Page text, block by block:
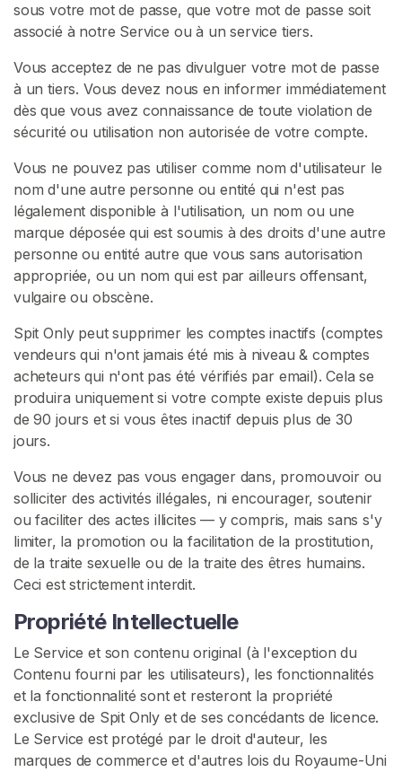
sous votre mot de passe, que votre mot de passe soit
associé à notre Service ou à un service tiers.
Vous acceptez de ne pas divulguer votre mot de passe
à un tiers. Vous devez nous en informer immédiatement
dès que vous avez connaissance de toute violation de
sécurité ou utilisation non autorisée de votre compte.
Vous ne pouvez pas utiliser comme nom d'utilisateur le
nom d'une autre personne ou entité qui n'est pas
légalement disponible à l'utilisation, un nom ou une
marque déposée qui est soumis à des droits d'une autre
personne ou entité autre que vous sans autorisation
appropriée, ou un nom qui est par ailleurs offensant,
vulgaire ou obscène.
Spit Only peut supprimer les comptes inactifs (comptes
vendeurs qui n'ont jamais été mis à niveau & comptes
acheteurs qui n'ont pas été vérifiés par email). Cela se
produira uniquement si votre compte existe depuis plus
de 90 jours et si vous êtes inactif depuis plus de 30
jours.
Vous ne devez pas vous engager dans, promouvoir ou
solliciter des activités illégales, ni encourager, soutenir
ou faciliter des actes illicites — y compris, mais sans s'y
limiter, la promotion ou la facilitation de la prostitution,
de la traite sexuelle ou de la traite des êtres humains.
Ceci est strictement interdit.
Propriété Intellectuelle
Le Service et son contenu original (à l'exception du
Contenu fourni par les utilisateurs), les fonctionnalités
et la fonctionnalité sont et resteront la propriété
exclusive de Spit Only et de ses concédants de licence.
Le Service est protégé par le droit d'auteur, les
marques de commerce et d'autres lois du Royaume-Uni